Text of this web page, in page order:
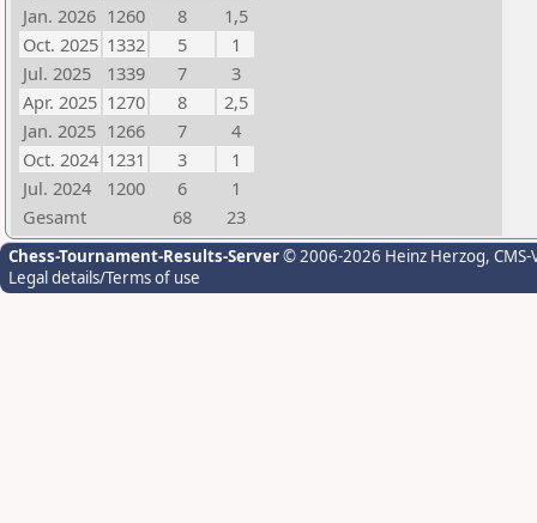
Jan. 2026 1260 8
1,5
Oct. 2025 1332 5
1
Jul. 2025
1339 7
3
Apr. 2025 1270 8
2,5
Jan. 2025 1266 7
4
Oct. 2024 1231 3
1
Jul. 2024
1200 6
1
Gesamt
68 23
Chess-Tournament-Results-Server© 2006-2026 Heinz Herzog,
Legal details/Terms of use